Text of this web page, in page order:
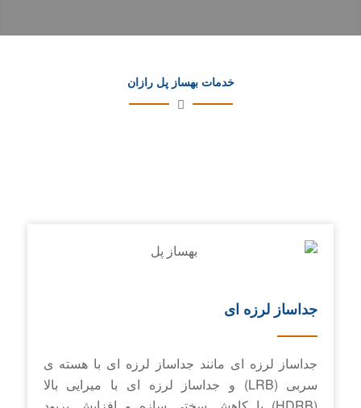
خدمات بهساز پل رازان
جداساز لرزه ای
جداساز لرزه ای مانند جداساز لرزه ای با هسته ی
سربی (LRB) و جداساز لرزه ای با میرایی بالا